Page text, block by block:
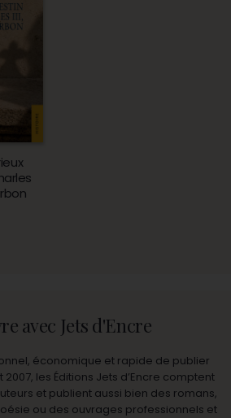
avec Jets d'Encre
économique et rapide de publier
les Éditions Jets d’Encre comptent
et publient aussi bien des romans,
ou des ouvrages professionnels et